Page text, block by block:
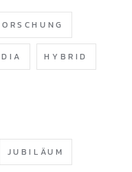
HYBRID
JUBILÄUM